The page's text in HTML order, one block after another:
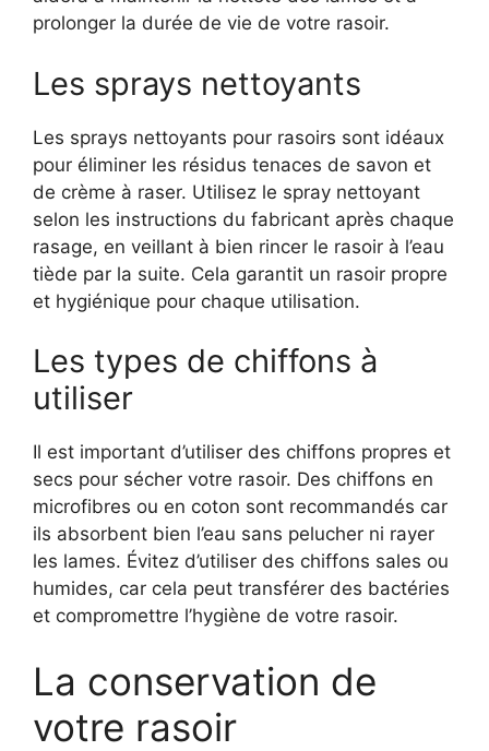
prolonger la durée de vie de votre rasoir.
Les sprays nettoyants
Les sprays nettoyants pour rasoirs sont idéaux
pour éliminer les résidus tenaces de savon et
de crème à raser. Utilisez le spray nettoyant
selon les instructions du fabricant après chaque
rasage, en veillant à bien rincer le rasoir à l’eau
tiède par la suite. Cela garantit un rasoir propre
et hygiénique pour chaque utilisation.
Les types de chiffons à
utiliser
Il est important d’utiliser des chiffons propres et
secs pour sécher votre rasoir. Des chiffons en
microfibres ou en coton sont recommandés car
ils absorbent bien l’eau sans pelucher ni rayer
les lames. Évitez d’utiliser des chiffons sales ou
humides, car cela peut transférer des bactéries
et compromettre l’hygiène de votre rasoir.
La conservation de
votre rasoir